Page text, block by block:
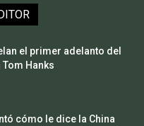
el primer adelanto del
Hanks
cómo le dice la China